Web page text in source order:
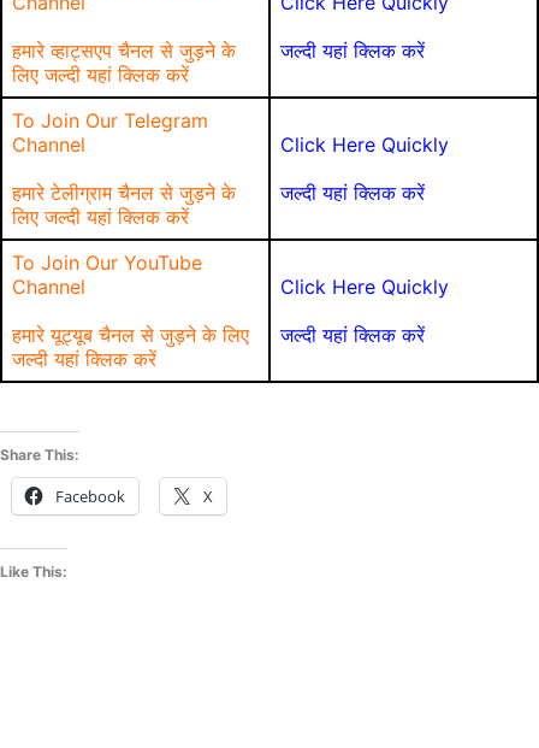
हमारे व्हाट्सएप चैनल से जुड़ने के
लिए जल्दी यहां क्लिक करें
जल्दी यहां क्लिक करें
To Join Our Telegram
Channel
हमारे टेलीग्राम चैनल से जुड़ने के
लिए जल्दी यहां क्लिक करें
Click Here Quickly
जल्दी यहां क्लिक करें
To Join Our YouTube
Channel
हमारे यूट्यूब चैनल से जुड़ने के लिए
जल्दी यहां क्लिक करें
Click Here Quickly
जल्दी यहां क्लिक करें
Share This:
Facebook X
Like This: